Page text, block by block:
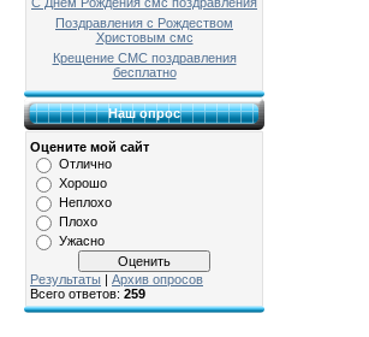
Поздравления с Рождеством
Христовым смс
Крещение СМС поздравления
бесплатно
Наш опрос
Оцените мой сайт
Отлично
Хорошо
Неплохо
Плохо
Ужасно
Результаты | Архив опросов
Всего ответов: 259